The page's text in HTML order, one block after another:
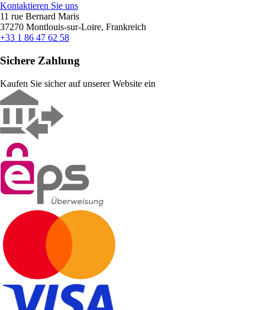
Kontaktieren Sie uns
11 rue Bernard Maris
37270 Montlouis-sur-Loire, Frankreich
+33 1 86 47 62 58
Sichere Zahlung
Kaufen Sie sicher auf unserer Website ein